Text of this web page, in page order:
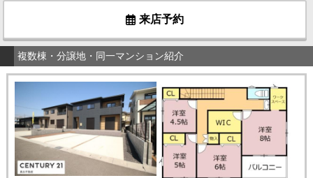
来店予約
複数棟・分譲地・同一マンション紹介